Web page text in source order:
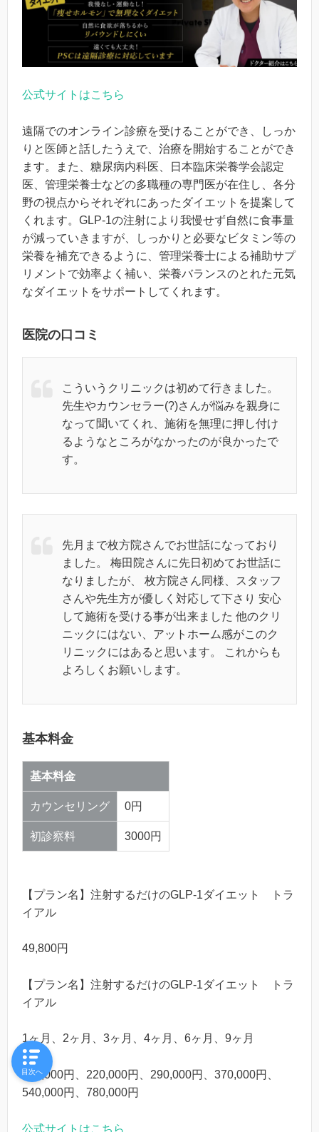
公式サイトはこちら
遠隔でのオンライン診療を受けることができ、しっか
りと医師と話したうえで、治療を開始することができ
ます。また、糖尿病内科医、日本臨床栄養学会認定
医、管理栄養士などの多職種の専門医が在住し、各分
野の視点からそれぞれにあったダイエットを提案して
くれます。GLP-1の注射により我慢せず自然に食事量
が減っていきますが、しっかりと必要なビタミン等の
栄養を補充できるように、管理栄養士による補助サプ
リメントで効率よく補い、栄養バランスのとれた元気
なダイエットをサポートしてくれます。
医院の口コミ
こういうクリニックは初めて行きました。
先生やカウンセラー(?)さんが悩みを親身に
なって聞いてくれ、施術を無理に押し付け
るようなところがなかったのが良かったで
す。
先月まで枚方院さんでお世話になっており
ました。 梅田院さんに先日初めてお世話に
なりましたが、 枚方院さん同様、スタッフ
さんや先生方が優しく対応して下さり 安心
して施術を受ける事が出来ました 他のクリ
ニックにはない、アットホーム感がこのク
リニックにはあると思います。 これからも
よろしくお願いします。
基本料金
基本料金
カウンセリング 0円
初診察料 3000円
【プラン名】注射するだけのGLP-1ダイエット トラ
イアル
49,800円
【プラン名】注射するだけのGLP-1ダイエット トラ
イアル
1ヶ月、2ヶ月、3ヶ月、4ヶ月、6ヶ月、9ヶ月
125,000円、220,000円、290,000円、370,000円、
540,000円、780,000円
公式サイトはこちら
目次へ